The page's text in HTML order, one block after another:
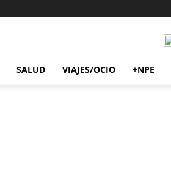
SALUD VIAJES/OCIO +NPE